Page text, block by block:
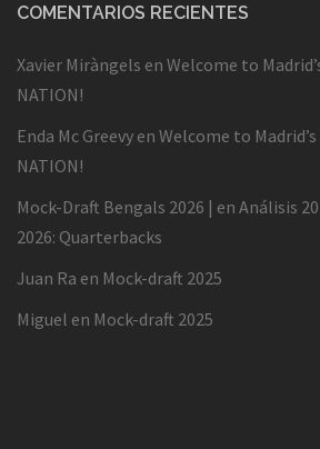
COMENTARIOS RECIENTES
Xavier Miràngels en Welcome to
NATION!
Enda Mc Greevy en Welcome to Madrid’s
NATION!
Mock-Draft Bengals 2026 | en Análisis
2026: Quarterbacks
Juan Ra en Mock-draft 2025
Miguel en Mock-draft 2025